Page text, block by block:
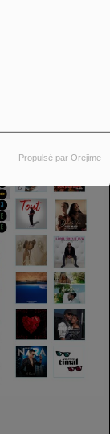
Propulsé par Orejime